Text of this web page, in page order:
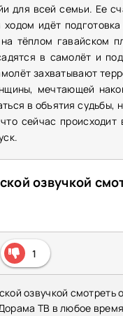
для всей семьи. Ее
идёт
тёплом гавайском
в самолёт и
захватывают
мечтающей
в объятия судьбы,
сейчас
озвучкой
1
озвучкой
ТВ в любое